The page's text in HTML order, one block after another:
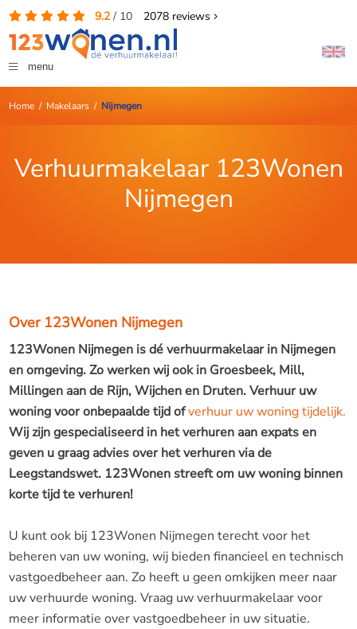
9.2/ 10 2078reviews
menu
Home/ Makelaars/ Nijmegen
Verhuurmakelaar 123Wonen
Nijmegen
Over 123Wonen Nijmegen
123Wonen Nijmegen is dé verhuurmakelaar in Nijmegen
en omgeving. Zo werken wij ook in Groesbeek, Mill,
Millingen aan de Rijn, Wijchen en Druten. Verhuur uw
woning voor onbepaalde tijd ofverhuur uw woning tijdelijk.
Wij zijn gespecialiseerd in het verhuren aan expats en
geven u graag advies over het verhuren via de
Leegstandswet. 123Wonen streeft om uw woning binnen
korte tijd te verhuren!
U kunt ook bij 123Wonen Nijmegen terecht voor het
beheren van uw woning, wij bieden financieel en technisch
vastgoedbeheer aan. Zo heeft u geen omkijken meer naar
uw verhuurde woning. Vraag uw verhuurmakelaar voor
meer informatie over vastgoedbeheer in uw situatie.